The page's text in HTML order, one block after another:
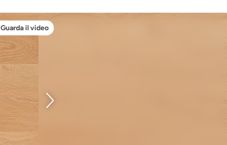
Guarda il video